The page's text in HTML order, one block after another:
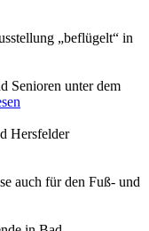
„beflügelt“ in
Senioren unter dem
Hersfelder
auch für den Fuß- und